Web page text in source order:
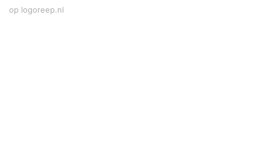
op logoreep.nl